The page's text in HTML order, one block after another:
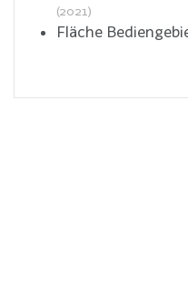
(2021)
Fläche